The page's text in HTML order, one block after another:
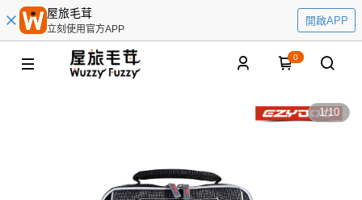
屋旅毛茸
立刻使用官方APP
開啟APP
0
1/10